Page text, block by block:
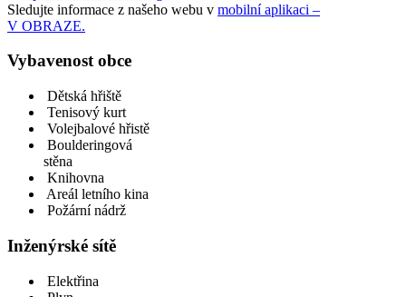
Sledujte informace z našeho webu v mobilní aplikaci –
V OBRAZE.
Vybavenost obce
Dětská hřiště
Tenisový kurt
Volejbalové hřistě
Boulderingová
stěna
Knihovna
Areál letního kina
Požární nádrž
Inženýrské sítě
Elektřina